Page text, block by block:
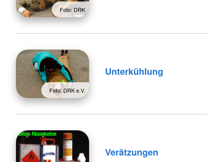
Foto: DRK
Foto: DRK e.V.
Unterkühlung
Verätzungen